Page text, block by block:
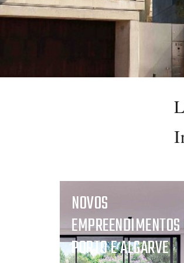
NOVOS
PORTO E ALGARVE